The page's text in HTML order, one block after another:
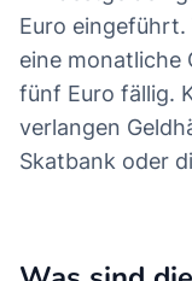
Euro
eine monatliche
fünf Euro fällig.
verlangen
Skatbank oder